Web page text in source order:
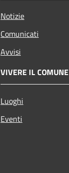
Notizie
Comunicati
Avvisi
VIVERE IL COMUNE
Luoghi
Eventi